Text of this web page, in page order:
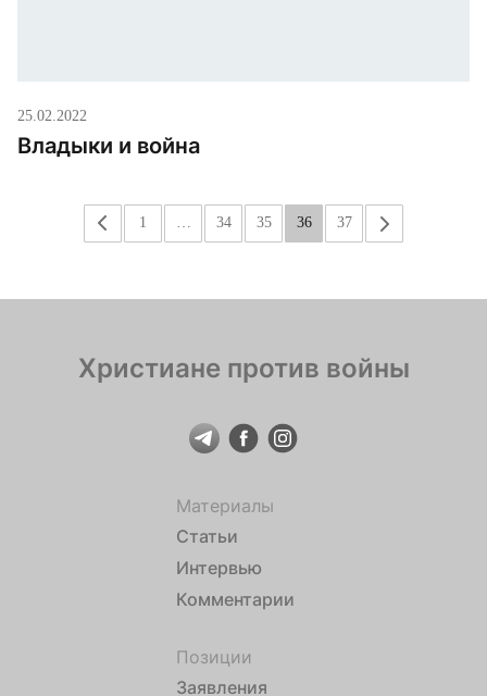
25.02.2022
Владыки и война
« 1 34 35 36 37 »
Христиане против войны
Материалы
Статьи
Интервью
Комментарии
Позиции
Заявления